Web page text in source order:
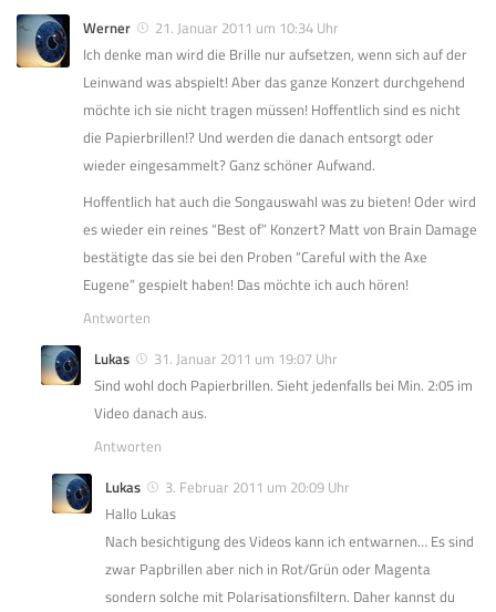
Werner
21. Januar 2011 um 10:34 Uhr
Ich denke man wird die Brille nur aufsetzen, wenn sich auf der
Leinwand was abspielt! Aber das ganze Konzert durchgehend
möchte ich sie nicht tragen müssen! Hoffentlich sind es nicht
die Papierbrillen!? Und werden die danach entsorgt oder
wieder eingesammelt? Ganz schöner Aufwand.
Hoffentlich hat auch die Songauswahl was zu bieten! Oder wird
es wieder ein reines “Best of” Konzert? Matt von Brain Damage
bestätigte das sie bei den Proben “Careful with the Axe
Eugene” gespielt haben! Das möchte ich auch hören!
Antworten
Lukas
31. Januar 2011 um 19:07 Uhr
Sind wohl doch Papierbrillen. Sieht jedenfalls bei Min. 2:05 im
Video danach aus.
Antworten
Lukas
3. Februar 2011 um 20:09 Uhr
Hallo Lukas
Nach besichtigung des Videos kann ich entwarnen… Es sind
zwar Papbrillen aber nich in Rot/Grün oder Magenta
sondern solche mit Polarisationsfiltern. Daher kannst du